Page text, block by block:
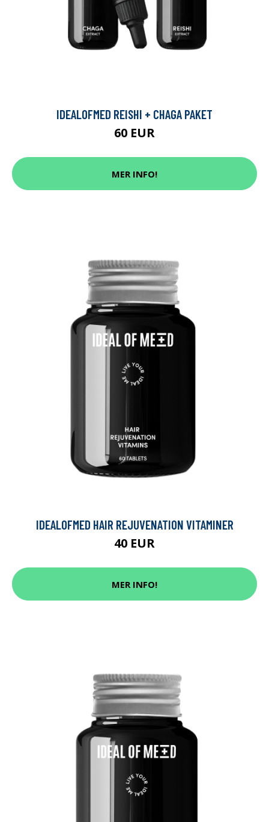
IDEALOFMED REISHI + CHAGA PAKET
60 EUR
MER INFO!
IDEALOFMED HAIR REJUVENATION VITAMINER
40 EUR
MER INFO!